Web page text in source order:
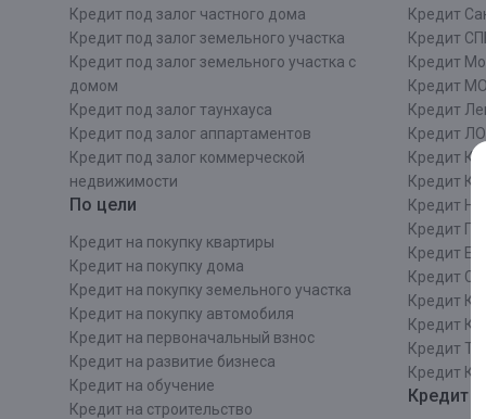
Кредит под залог частного дома
Кредит под залог земельного участка
Кредит под залог земельного участка с
домом
Кредит под залог таунхауса
Кредит под залог аппартаментов
Кредит под залог коммерческой
недвижимости
По цели
Кредит на покупку квартиры
Кредит на покупку дома
Кредит на покупку земельного участка
Кредит на покупку автомобиля
Кредит на первоначальный взнос
Кредит на развитие бизнеса
Кредит на обучение
Кредит на строительcтво
Кредит
Кредит
Кредит
Кредит МО
Кредит
Кредит ЛО
Кредит
Кредит
Кредит
Кредит
Кредит
Кредит
Кредит
Кредит
Кредит
Кредит
Кредит